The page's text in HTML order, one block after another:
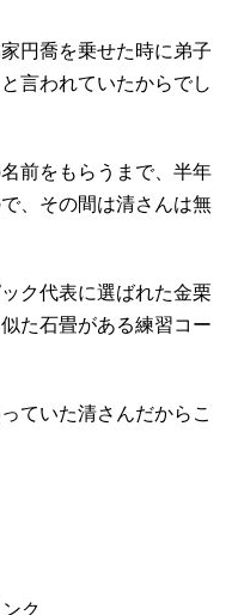
円喬を乗せた時に弟子
言われていたからでし
前をもらうまで、半年
、その間は清さんは無
ク代表に選ばれた金栗
た石畳がある練習コー
ていた清さんだからこ
ク